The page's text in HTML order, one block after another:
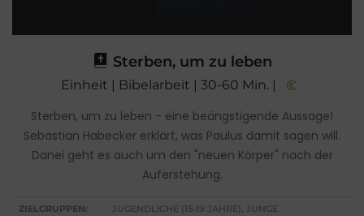
Sterben, um zu leben
Einheit | Bibelarbeit | 30-60 Min. |
Sterben, um zu leben - eine beängstigende Aussage!
Sebastian Habecker erklärt, was Paulus damit sagen will.
Danei geht es auch um den "neuen Körper" nach der
Auferstehung.
ZIELGRUPPEN:
JUGENDLICHE (15-19 JAHRE), JUNGE